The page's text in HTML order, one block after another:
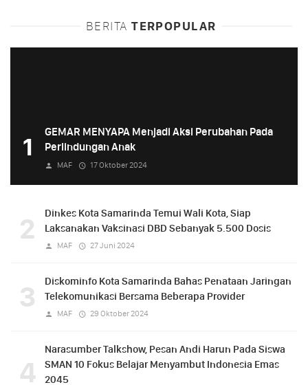
BERITA TERPOPULAR
1
GEMAR MENYAPA Menjadi Aksi Perubahan Pada
Perlindungan Anak
MAF 17 Oktober 2024
2
Dinkes Kota Samarinda Temui Wali Kota, Siap
Laksanakan Vaksinasi DBD Sebanyak 5.500 Dosis
MAF 27 Juni 2024
3
Diskominfo Kota Samarinda Bahas Penataan Jaringan
Telekomunikasi Bersama Beberapa Provider
MAF 29 Oktober 2024
4
Narasumber Talkshow, Pesan Andi Harun Pada Siswa
SMAN 10 Fokus Belajar Menyambut Indonesia Emas
2045